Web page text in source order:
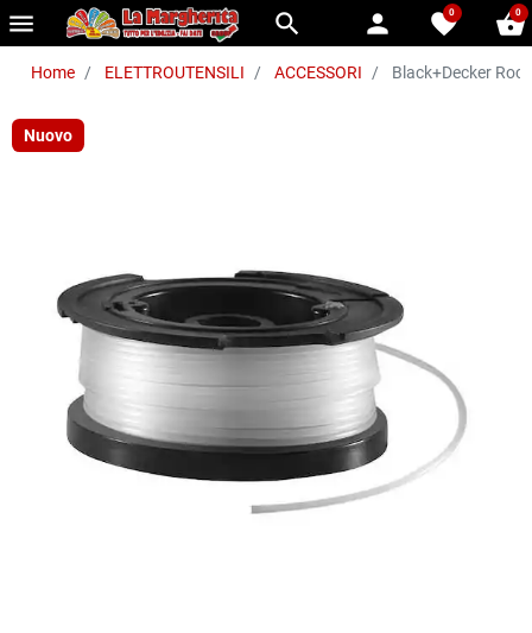
menu search person favorite
0 shopping_basket
0
Home ELETTROUTENSILI ACCESSORI Black+Decker
Nuovo